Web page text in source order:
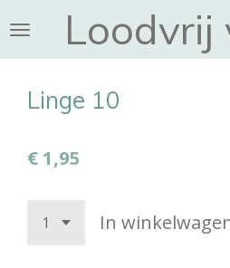
direct
naar
hoofdinhoud
Loodvrij
Linge 10
€ 1,95
In